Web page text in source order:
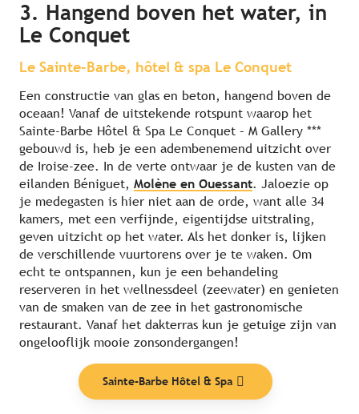
3. Hangend boven het water, in
Le Conquet
Le Sainte-Barbe, hôtel & spa Le Conquet
Een constructie van glas en beton, hangend boven de
oceaan! Vanaf de uitstekende rotspunt waarop het
Sainte-Barbe Hôtel & Spa Le Conquet – M Gallery ***
gebouwd is, heb je een adembenemend uitzicht over
de Iroise-zee. In de verte ontwaar je de kusten van de
eilanden Béniguet, Molène en Ouessant. Jaloezie op
je medegasten is hier niet aan de orde, want alle 34
kamers, met een verfijnde, eigentijdse uitstraling,
geven uitzicht op het water. Als het donker is, lijken
de verschillende vuurtorens over je te waken. Om
echt te ontspannen, kun je een behandeling
reserveren in het wellnessdeel (zeewater) en genieten
van de smaken van de zee in het gastronomische
restaurant. Vanaf het dakterras kun je getuige zijn van
ongelooflijk mooie zonsondergangen!
Sainte-Barbe Hôtel & Spa